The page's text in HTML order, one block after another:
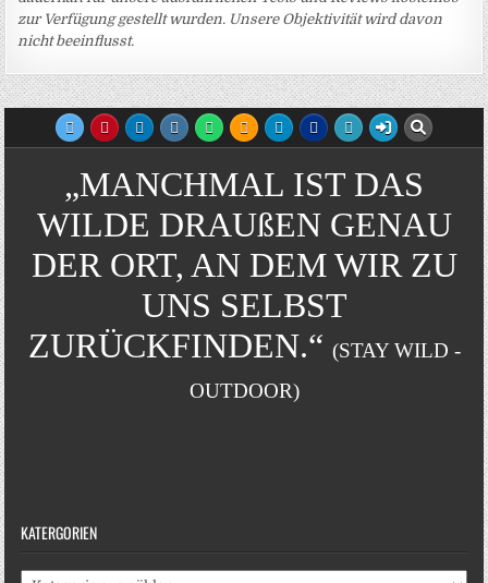
zur Verfügung gestellt wurden. Unsere Objektivität wird davon
nicht beeinflusst.
„MANCHMAL IST DAS
WILDE DRAUßEN GENAU
DER ORT, AN DEM WIR ZU
UNS SELBST
ZURÜCKFINDEN.“ (STAY WILD -
OUTDOOR)
KATERGORIEN
Katergorien